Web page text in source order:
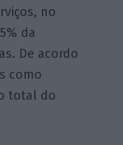
no
da
De acordo
como
total do